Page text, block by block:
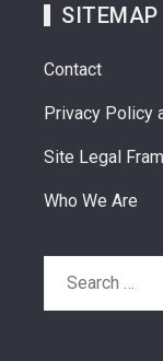
SITEMAP
Contact
Privacy Policy
Site Legal
Who We Are